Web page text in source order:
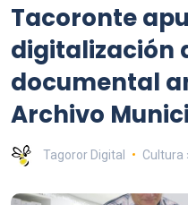
Tacoronte
digitalización
documental
Archivo
Tagoror Digital Cultura